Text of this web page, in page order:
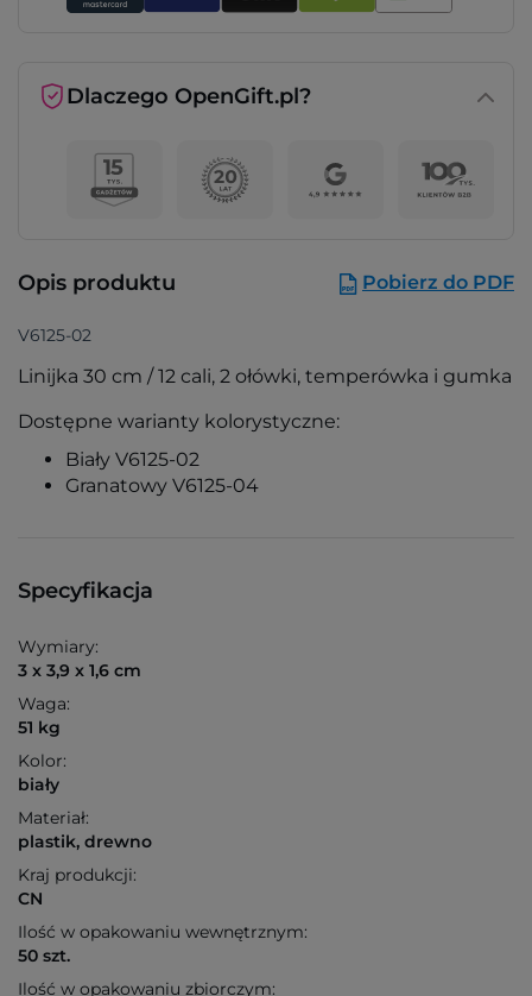
Dlaczego OpenGift.pl?
Opis produktu Pobierz do PDF
V6125-02
Linijka 30 cm / 12 cali, 2 ołówki, temperówka i gumka
Dostępne warianty kolorystyczne:
Biały V6125-02
Granatowy V6125-04
Specyfikacja
Wymiary:
3 x 3,9 x 1,6 cm
Waga:
51 kg
Kolor:
biały
Materiał:
plastik, drewno
Kraj produkcji:
CN
Ilość w opakowaniu wewnętrznym:
50 szt.
Ilość w opakowaniu zbiorczym: